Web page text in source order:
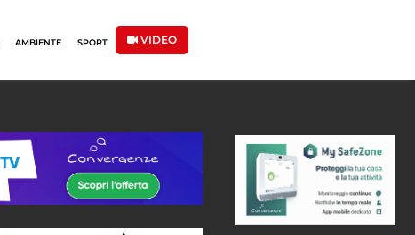
AMBIENTE SPORT VIDEO